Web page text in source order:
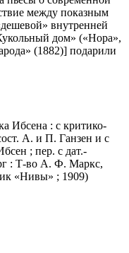
между показным
внутренней
дом» («Нора»,
(1882)] подарили
Ибсена : с критико-
А. и П. Ганзен и с
; пер. с дат.-
: Т-во А. Ф. Маркс,
«Нивы» ; 1909)